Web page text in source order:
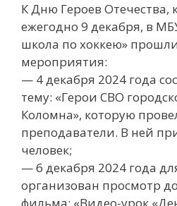
К Дню Героев
ежегодно 9 декабря, в
школа по хоккею»
мероприятия:
— 4 декабря 2024 года
тему: «Герои СВО
Коломна», которую
преподаватели. В ней
человек;
— 6 декабря 2024 года
организован просмотр